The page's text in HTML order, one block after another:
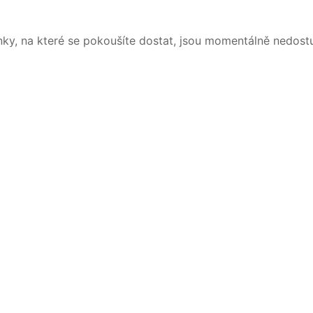
na které se pokoušíte dostat, jsou momentálně